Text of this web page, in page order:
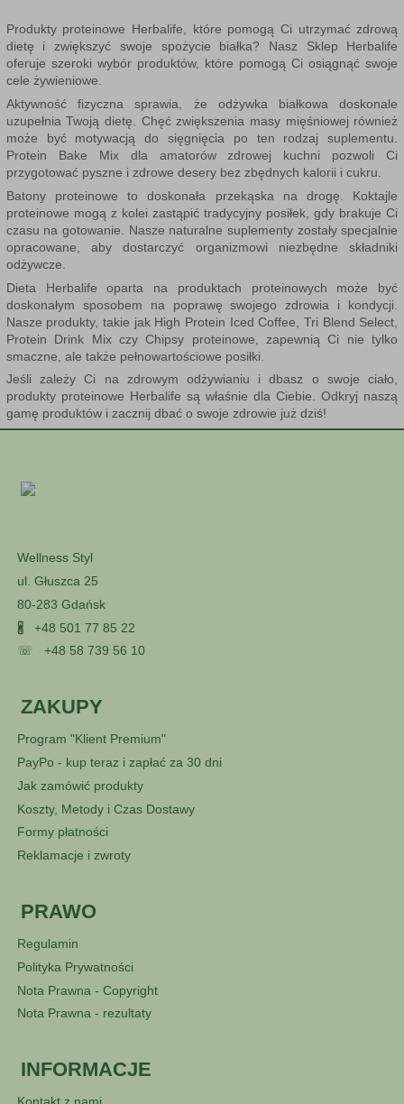
Produkty proteinowe Herbalife, które pomogą Ci utrzymać zdrową
dietę i zwiększyć swoje spożycie białka? Nasz Sklep Herbalife
oferuje szeroki wybór produktów, które pomogą Ci osiągnąć swoje
cele żywieniowe.
Aktywność fizyczna sprawia, że odżywka białkowa doskonale
uzupełnia Twoją dietę. Chęć zwiększenia masy mięśniowej również
może być motywacją do sięgnięcia po ten rodzaj suplementu.
Protein Bake Mix dla amatorów zdrowej kuchni pozwoli Ci
przygotować pyszne i zdrowe desery bez zbędnych kalorii i cukru.
Batony proteinowe to doskonała przekąska na drogę. Koktajle
proteinowe mogą z kolei zastąpić tradycyjny posiłek, gdy brakuje Ci
czasu na gotowanie. Nasze naturalne suplementy zostały specjalnie
opracowane, aby dostarczyć organizmowi niezbędne składniki
odżywcze.
Dieta Herbalife oparta na produktach proteinowych może być
doskonałym sposobem na poprawę swojego zdrowia i kondycji.
Nasze produkty, takie jak High Protein Iced Coffee, Tri Blend Select,
Protein Drink Mix czy Chipsy proteinowe, zapewnią Ci nie tylko
smaczne, ale także pełnowartościowe posiłki.
Jeśli zależy Ci na zdrowym odżywianiu i dbasz o swoje ciało,
produkty proteinowe Herbalife są właśnie dla Ciebie. Odkryj naszą
gamę produktów i zacznij dbać o swoje zdrowie już dziś!
Wellness Styl
ul. Głuszca 25
80-283 Gdańsk
🖁 +48 501 77 85 22
☏ +48 58 739 56 10
ZAKUPY
Program "Klient Premium"
PayPo - kup teraz i zapłać za 30 dni
Jak zamówić produkty
Koszty, Metody i Czas Dostawy
Formy płatności
Reklamacje i zwroty
PRAWO
Regulamin
Polityka Prywatności
Nota Prawna - Copyright
Nota Prawna - rezultaty
INFORMACJE